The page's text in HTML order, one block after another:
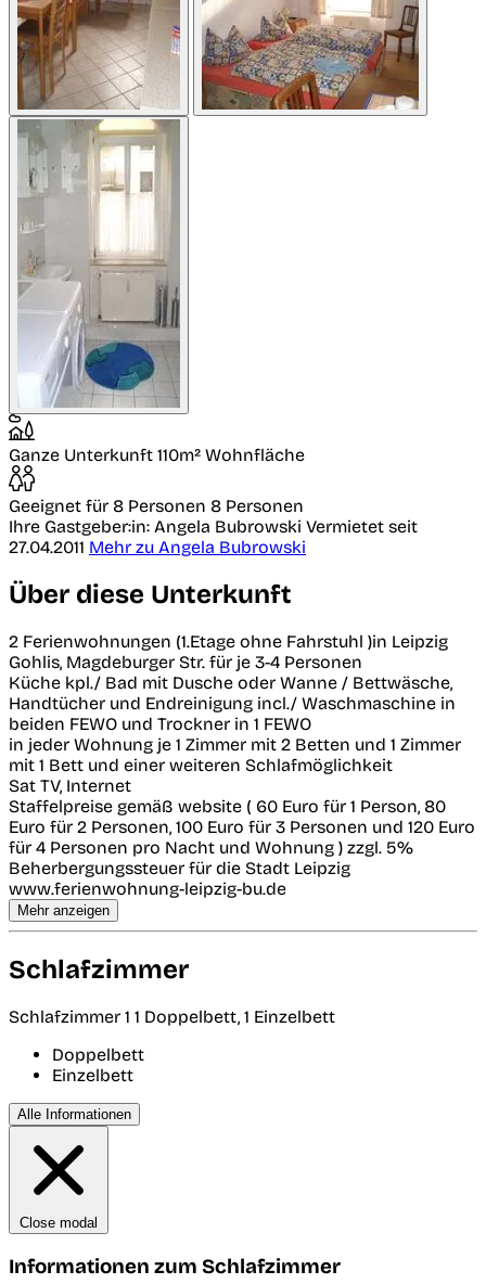
Ganze Unterkunft 110m² Wohnfläche
Geeignet für 8 Personen 8 Personen
Ihre Gastgeber:in: Angela Bubrowski Vermietet seit
27.04.2011 Mehr zu Angela Bubrowski
Über diese Unterkunft
2 Ferienwohnungen (1.Etage ohne Fahrstuhl )in Leipzig
Gohlis, Magdeburger Str. für je 3-4 Personen
Küche kpl./ Bad mit Dusche oder Wanne / Bettwäsche,
Handtücher und Endreinigung incl./ Waschmaschine in
beiden FEWO und Trockner in 1 FEWO
in jeder Wohnung je 1 Zimmer mit 2 Betten und 1 Zimmer
mit 1 Bett und einer weiteren Schlafmöglichkeit
Sat TV, Internet
Staffelpreise gemäß website ( 60 Euro für 1 Person, 80
Euro für 2 Personen, 100 Euro für 3 Personen und 120 Euro
für 4 Personen pro Nacht und Wohnung ) zzgl. 5%
Beherbergungssteuer für die Stadt Leipzig
www.ferienwohnung-leipzig-bu.de
Mehr anzeigen
Schlafzimmer
Schlafzimmer 1 1 Doppelbett, 1 Einzelbett
Doppelbett
Einzelbett
Alle Informationen
Close modal
Informationen zum Schlafzimmer